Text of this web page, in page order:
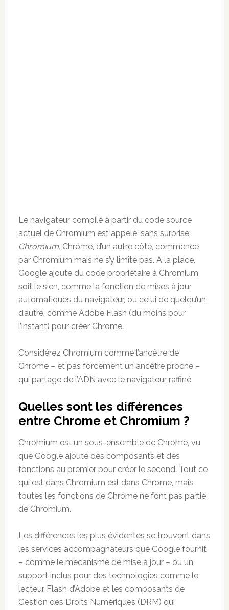
Le navigateur compilé à partir du code source
actuel de Chromium est appelé, sans surprise,
Chromium.Chrome, d’un autre côté, commence
par Chromium mais ne s’y limite pas. A la place,
Google ajoute du code propriétaire à Chromium,
soit le sien, comme la fonction de mises à jour
automatiques du navigateur, ou celui de quelqu’un
d’autre, comme Adobe Flash (du moins pour
l’instant) pour créer Chrome.
Considérez Chromium comme l’ancêtre de
Chrome – et pas forcément un ancêtre proche –
qui partage de l’ADN avec le navigateur raffiné.
Quelles sont les différences
entre Chrome et Chromium ?
Chromium est un sous-ensemble de Chrome, vu
que Google ajoute des composants et des
fonctions au premier pour créer le second. Tout ce
qui est dans Chromium est dans Chrome, mais
toutes les fonctions de Chrome ne font pas partie
de Chromium.
Les différences les plus évidentes se trouvent dans
les services accompagnateurs que Google fournit
– comme le mécanisme de mise à jour – ou un
support inclus pour des technologies comme le
lecteur Flash d’Adobe et les composants de
Gestion des Droits Numériques (DRM) qui